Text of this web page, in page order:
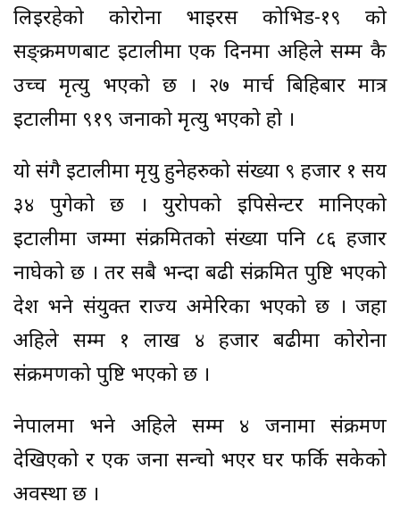
लिइरहेको कोरोना भाइरस कोभिड-१९ को
सङ्क्रमणबाट इटालीमा एक दिनमा अहिले सम्म कै
उच्च मृत्यु भएको छ । २७ मार्च बिहिबार मात्र
इटालीमा ९१९ जनाको मृत्यु भएको हो ।
यो संगै इटालीमा मृयु हुनेहरुको संख्या ९ हजार १ सय
३४ पुगेको छ । युरोपको इपिसेन्टर मानिएको
इटालीमा जम्मा संक्रमितको संख्या पनि ८६ हजार
नाघेको छ । तर सबै भन्दा बढी संक्रमित पुष्टि भएको
देश भने संयुक्त राज्य अमेरिका भएको छ । जहा
अहिले सम्म १ लाख ४ हजार बढीमा कोरोना
संक्रमणको पुष्टि भएको छ ।
नेपालमा भने अहिले सम्म ४ जनामा संक्रमण
देखिएको र एक जना सन्चो भएर घर फर्कि सकेको
अवस्था छ ।